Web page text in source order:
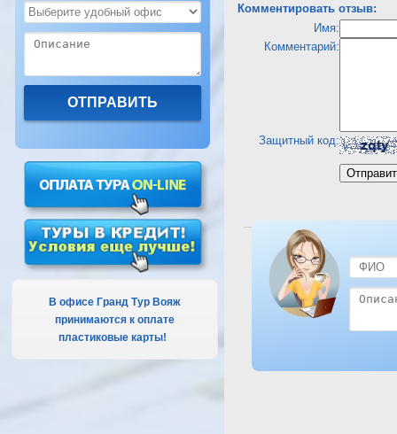
В офисе Гранд Тур Вояж
принимаются к оплате
пластиковые карты!
Комментировать отзыв:
Имя:
Комментарий:
Защитный код:
Посмотреть отель